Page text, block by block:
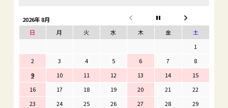
2026年 8月
日
月 火 水 木 金
土
1
2
3 4 5 6 7
8
9
10 11 12 13 14
15
16
17 18 19 20 21
22
23
24 25 26 27 28
29